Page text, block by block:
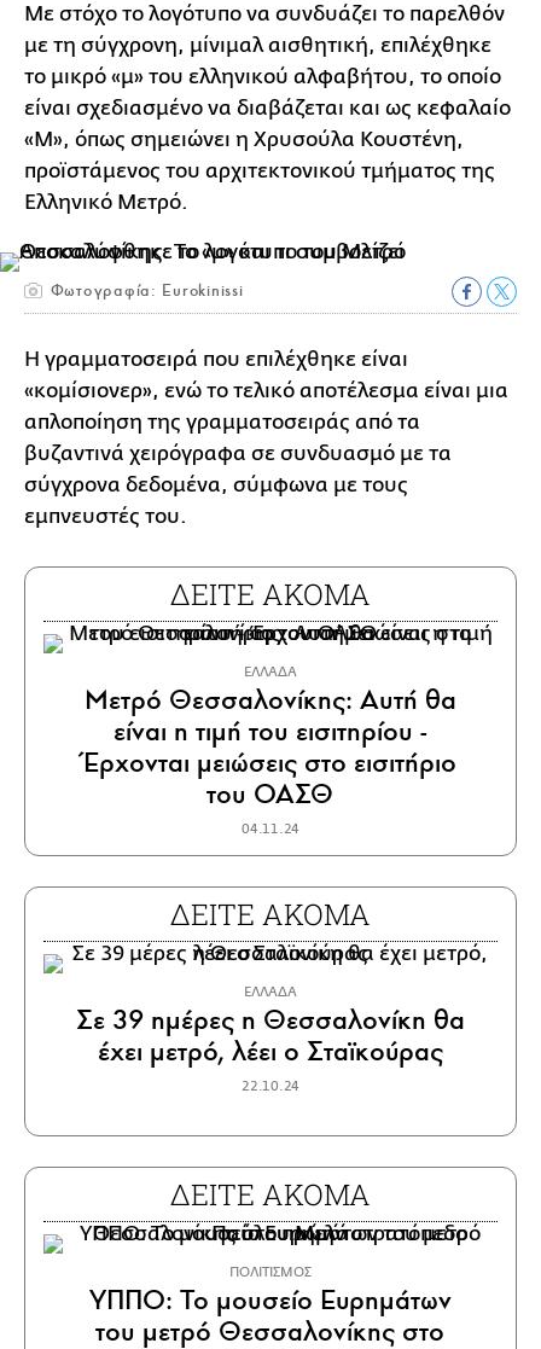
Με στόχο το λογότυπο να συνδυάζει το παρελθόν
με τη σύγχρονη, μίνιμαλ αισθητική, επιλέχθηκε
το μικρό «μ» του ελληνικού αλφαβήτου, το οποίο
είναι σχεδιασμένο να διαβάζεται και ως κεφαλαίο
«Μ», όπως σημειώνει η Χρυσούλα Κουστένη,
προϊστάμενος του αρχιτεκτονικού τμήματος της
Ελληνικό Μετρό.
Φωτογραφία: Eurokinissi
Η γραμματοσειρά που επιλέχθηκε είναι
«κομίσιονερ», ενώ το τελικό αποτέλεσμα είναι μια
απλοποίηση της γραμματοσειράς από τα
βυζαντινά χειρόγραφα σε συνδυασμό με τα
σύγχρονα δεδομένα, σύμφωνα με τους
εμπνευστές του.
ΔΕΙΤΕ ΑΚΟΜΑ
ΕΛΛΑΔΑ
Μετρό Θεσσαλονίκης: Αυτή θα
είναι η τιμή του εισιτηρίου -
Έρχονται μειώσεις στο εισιτήριο
του ΟΑΣΘ
04.11.24
ΔΕΙΤΕ ΑΚΟΜΑ
ΕΛΛΑΔΑ
Σε 39 ημέρες η Θεσσαλονίκη θα
έχει μετρό, λέει ο Σταϊκούρας
22.10.24
ΔΕΙΤΕ ΑΚΟΜΑ
ΠΟΛΙΤΙΣΜΟΣ
ΥΠΠΟ: Το μουσείο Ευρημάτων
του μετρό Θεσσαλονίκης στο